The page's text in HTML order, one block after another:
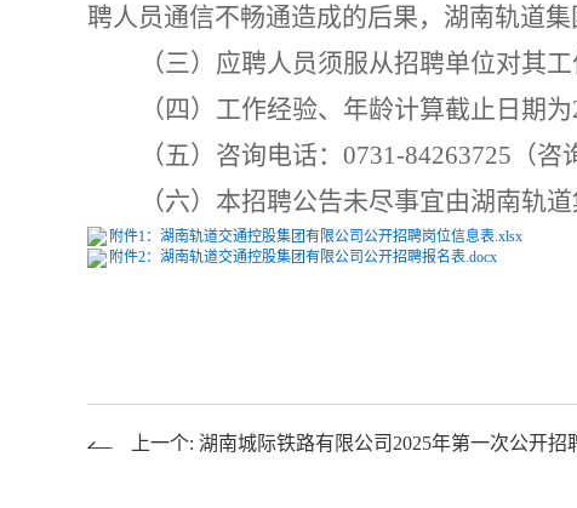
聘人员通信不畅通造成的后果， 湖南轨道集
（三）应聘人员须服从招聘单位对其
（四） 工作经验、 年龄计算截止日期为
（五）咨询电话： 0731-84263725 （咨
（六）本招聘公告未尽事宜由湖南轨道
附件1：湖南轨道交通控股集团有限公司公开招聘岗位信息表.xlsx
附件2：湖南轨道交通控股集团有限公司公开招聘报名表.docx
上一个: 湖南城际铁路有限公司2025年第一次公开招